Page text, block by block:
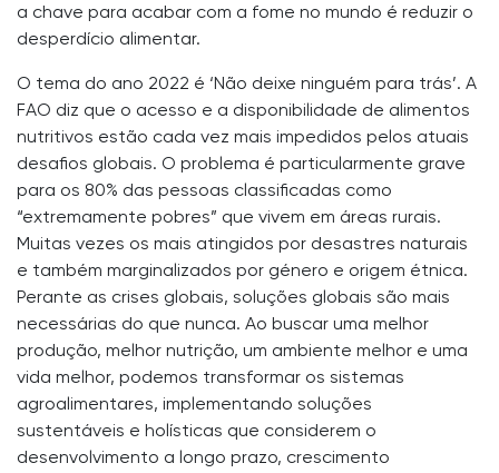
a chave para acabar com a fome no mundo é reduzir o
desperdício alimentar.
O tema do ano 2022 é ‘Não deixe ninguém para trás’. A
FAO diz que o acesso e a disponibilidade de alimentos
nutritivos estão cada vez mais impedidos pelos atuais
desafios globais. O problema é particularmente grave
para os 80% das pessoas classificadas como
“extremamente pobres” que vivem em áreas rurais.
Muitas vezes os mais atingidos por desastres naturais
e também marginalizados por género e origem étnica.
Perante as crises globais, soluções globais são mais
necessárias do que nunca. Ao buscar uma melhor
produção, melhor nutrição, um ambiente melhor e uma
vida melhor, podemos transformar os sistemas
agroalimentares, implementando soluções
sustentáveis ​​e holísticas que considerem o
desenvolvimento a longo prazo, crescimento